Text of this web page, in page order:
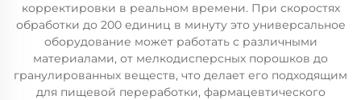
корректировки в реальном времени. При скоростях
обработки до 200 единиц в минуту это универсальное
оборудование может работать с различными
материалами, от мелкодисперсных порошков до
гранулированных веществ, что делает его подходящим
для пищевой переработки, фармацевтического